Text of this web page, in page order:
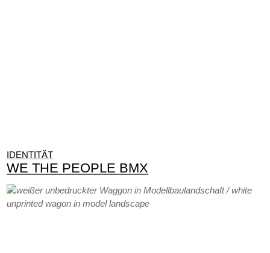
IDENTITÄT
WE THE PEOPLE BMX